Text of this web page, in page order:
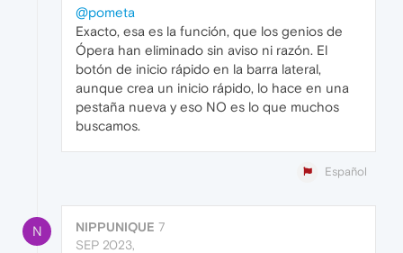
@pometa
Exacto, esa es la función, que los genios de
Ópera han eliminado sin aviso ni razón. El
botón de inicio rápido en la barra lateral,
aunque crea un inicio rápido, lo hace en una
pestaña nueva y eso NO es lo que muchos
buscamos.
Español
N NIPPUNIQUE 7
SEP 2023,